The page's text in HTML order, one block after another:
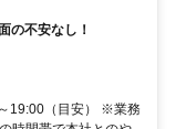
の不安なし！
19:00（目安） ※業務